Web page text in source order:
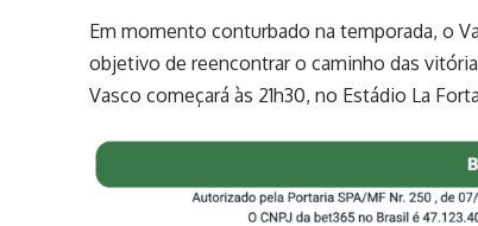
Em momento conturbado na temporada, o
objetivo de reencontrar o caminho das
Vasco começará às 21h30, no Estádio La